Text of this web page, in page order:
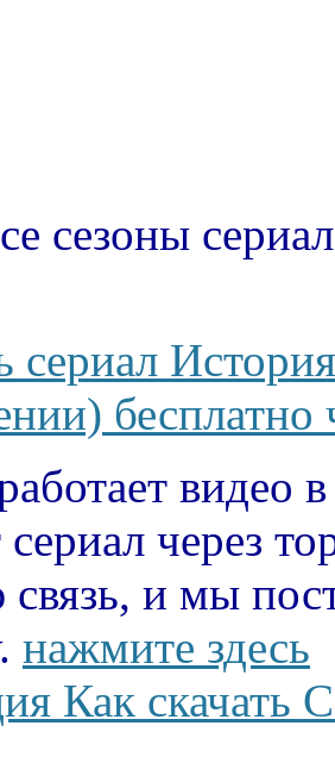
сезоны
сериал
бесплатно
видео
сериал через
и мы
нажмите здесь
Как скачать